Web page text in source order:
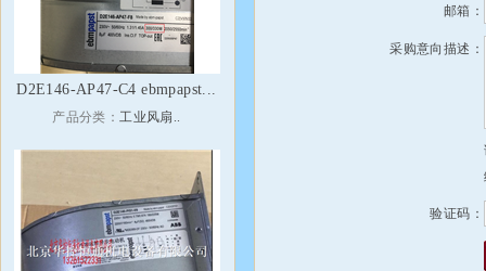
D2E146-AP47-C4 ebmpapst...
产品分类：工业风扇..
邮箱：
采购意向描述：
验证码：